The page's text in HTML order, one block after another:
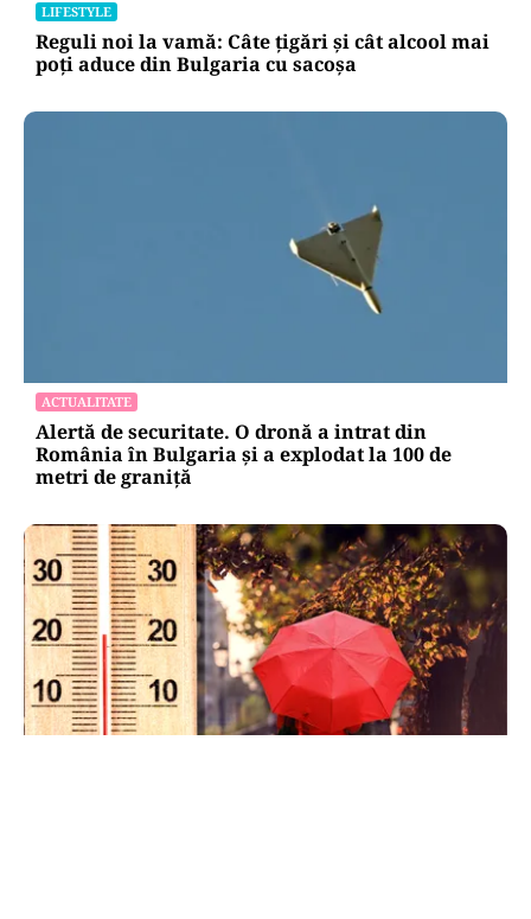
LIFESTYLE
Reguli noi la vamă: Câte țigări și cât alcool mai
poți aduce din Bulgaria cu sacoșa
ACTUALITATE
Alertă de securitate. O dronă a intrat din
România în Bulgaria şi a explodat la 100 de
metri de graniţă